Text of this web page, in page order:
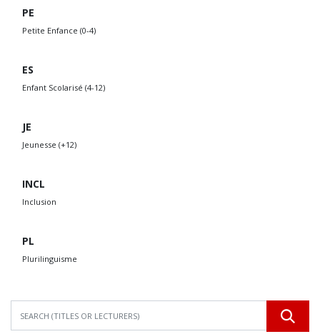
PE
Petite Enfance (0-4)
ES
Enfant Scolarisé (4-12)
JE
Jeunesse (+12)
INCL
Inclusion
PL
Plurilinguisme